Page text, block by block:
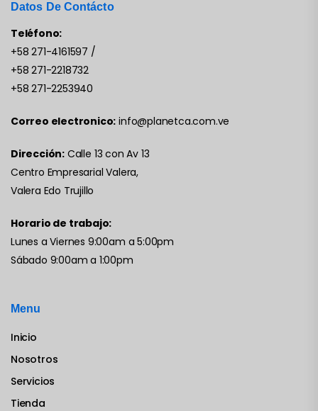
Datos De Contácto
Teléfono:
+58 271-4161597 /
+58 271-2218732
+58 271-2253940
Correo electronico: info@planetca.com.ve
Dirección: Calle 13 con Av 13
Centro Empresarial Valera,
Valera Edo Trujillo
Horario de trabajo:
Lunes a Viernes 9:00am a 5:00pm
Sábado 9:00am a 1:00pm
Menu
Inicio
Nosotros
Servicios
Tienda